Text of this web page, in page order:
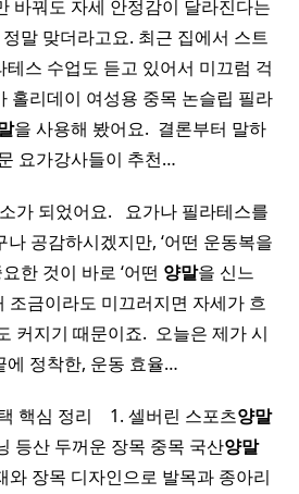
바꿔도 자세 안정감이 달라진다는
말 맞더라고요. 최근 집에서 스트
스 수업도 듣고 있어서 미끄럼 걱
홀리데이 여성용 중목 논슬립 필라
을 사용해 봤어요. ​ 결론부터 말하
요가강사들이 추천…
가 되었어요. ​ ​ ​요가나 필라테스를
공감하시겠지만, ‘어떤 운동복을
한 것이 바로 ‘어떤 양말을 신느
조금이라도 미끄러지면 자세가 흐
커지기 때문이죠. ​ 오늘은 제가 시
에 정착한, 운동 효율…
핵심 정리 ​ ​ ​ 1. 셀버린 스포츠양말
등산 두꺼운 장목 중목 국산양말​
와 장목 디자인으로 발목과 종아리